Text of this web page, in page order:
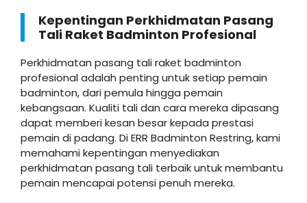
Kepentingan Perkhidmatan Pasang
Tali Raket Badminton Profesional
Perkhidmatan pasang tali raket badminton
profesional adalah penting untuk setiap pemain
badminton, dari pemula hingga pemain
kebangsaan. Kualiti tali dan cara mereka dipasang
dapat memberi kesan besar kepada prestasi
pemain di padang. Di ERR Badminton Restring, kami
memahami kepentingan menyediakan
perkhidmatan pasang tali terbaik untuk membantu
pemain mencapai potensi penuh mereka.